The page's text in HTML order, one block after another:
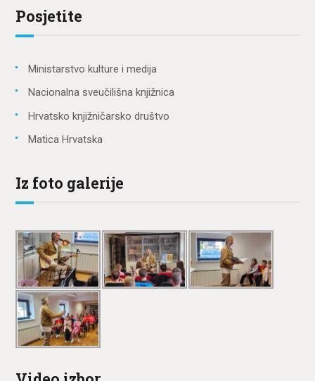
Posjetite
Ministarstvo kulture i medija
Nacionalna sveučilišna knjižnica
Hrvatsko knjižničarsko društvo
Matica Hrvatska
Iz foto galerije